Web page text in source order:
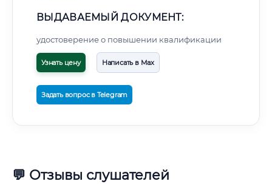
ВЫДАВАЕМЫЙ ДОКУМЕНТ:
удостоверение о повышении квалификации
Узнать цену Написать в Max
Задать вопрос в Telegram
💬 Отзывы слушателей